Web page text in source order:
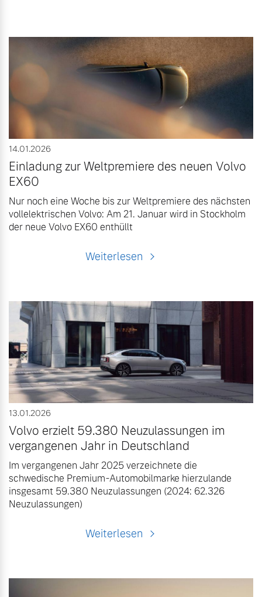
14.01.2026
Einladung zur Weltpremiere des neuen Volvo
EX60
Nur noch eine Woche bis zur Weltpremiere des nächsten
vollelektrischen Volvo: Am 21. Januar wird in Stockholm
der neue Volvo EX60 enthüllt
Weiterlesen
13.01.2026
Volvo erzielt 59.380 Neuzulassungen im
vergangenen Jahr in Deutschland
Im vergangenen Jahr 2025 verzeichnete die
schwedische Premium-Automobilmarke hierzulande
insgesamt 59.380 Neuzulassungen (2024: 62.326
Neuzulassungen)
Weiterlesen